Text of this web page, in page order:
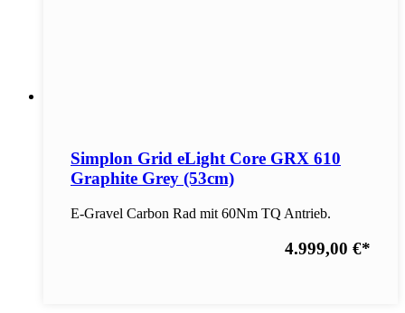
Simplon Grid eLight Core GRX 610
Graphite Grey (53cm)
E-Gravel Carbon Rad mit 60Nm TQ Antrieb.
4.999,00 €*